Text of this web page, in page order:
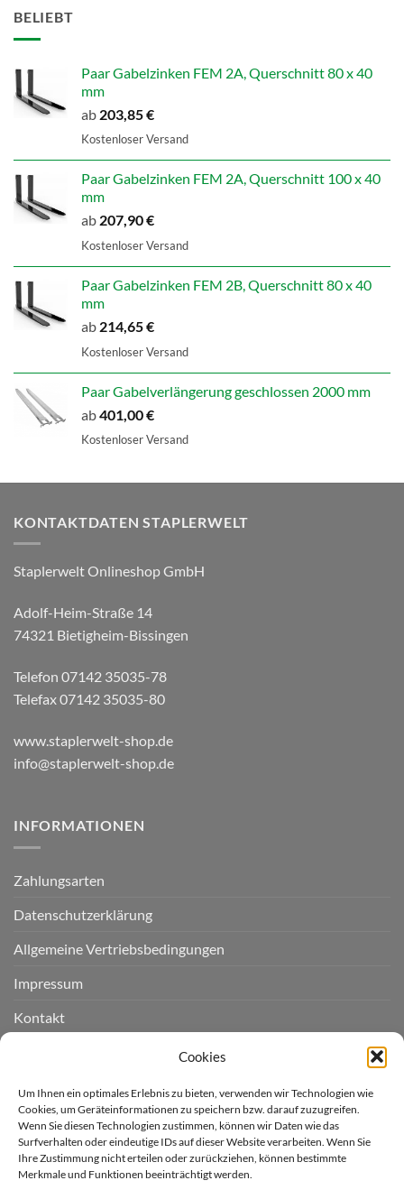
Cookies
Um Ihnen ein optimales Erlebnis zu bieten, verwenden wir Technologien wie
Cookies, um Geräteinformationen zu speichern bzw. darauf zuzugreifen.
Wenn Sie diesen Technologien zustimmen, können wir Daten wie das
Surfverhalten oder eindeutige IDs auf dieser Website verarbeiten. Wenn Sie
Ihre Zustimmung nicht erteilen oder zurückziehen, können bestimmte
Merkmale und Funktionen beeinträchtigt werden.
BELIEBT
Paar Gabelzinken FEM 2A, Querschnitt 80 x 40
mm
ab 203,85€
Kostenloser Versand
Paar Gabelzinken FEM 2A, Querschnitt 100 x 40
mm
ab 207,90€
Kostenloser Versand
Paar Gabelzinken FEM 2B, Querschnitt 80 x 40
mm
ab 214,65€
Kostenloser Versand
Paar Gabelverlängerung geschlossen 2000 mm
ab401,00€
Kostenloser Versand
KONTAKTDATEN STAPLERWELT
Staplerwelt Onlineshop GmbH
Adolf-Heim-Straße 14
74321 Bietigheim-Bissingen
Telefon 07142 35035-78
Telefax 07142 35035-80
www.staplerwelt-shop.de
info@staplerwelt-shop.de
INFORMATIONEN
Zahlungsarten
Datenschutzerklärung
Allgemeine Vertriebsbedingungen
Impressum
Kontakt
Cookie-Richtlinie (EU)
LIEFERGEBIET